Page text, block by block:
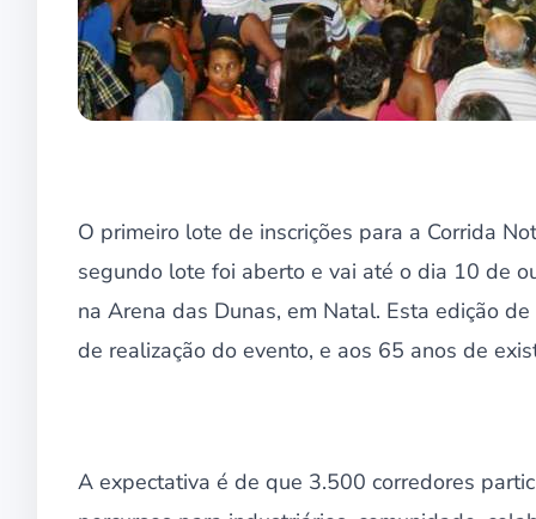
O primeiro lote de inscrições para a Corrida
segundo lote foi aberto e vai até o dia 10 de
na Arena das Dunas, em Natal. Esta edição
de realização do evento, e aos 65 anos de
A expectativa é de que 3.500 corredores